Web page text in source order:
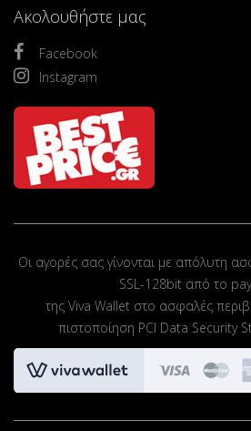
Ακολουθήστε μας
Facebook
Instagram
Οι αγορές σας γίνονται με απόλυτη
SSL-128bit από το
της Viva Wallet στο ασφαλές
πιστοποίηση PCI Data Security